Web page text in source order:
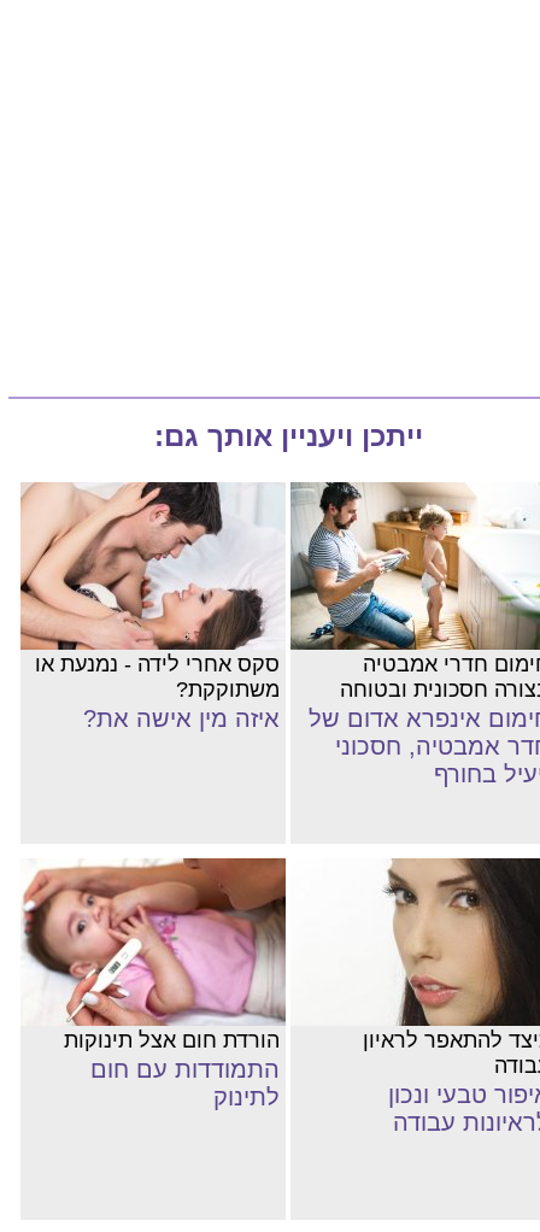
ייתכן ויעניין אותך גם:
חדרי אמבטיה
חסכונית ובטוחה
אינפרא אדום של
אמבטיה, חסכוני
בחורף
סקס אחרי לידה - נמנעת או
משתוקקת?
איזה מין אישה את?
להתאפר לראיון
טבעי ונכון
עבודה
הורדת חום אצל תינוקות
התמודדות עם חום
לתינוק